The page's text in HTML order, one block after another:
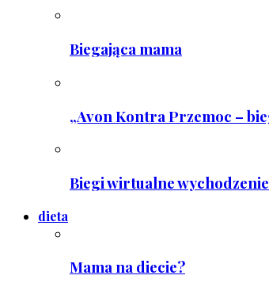
Biegająca mama
„Avon Kontra Przemoc –
Biegi wirtualne
dieta
Mama na diecie?